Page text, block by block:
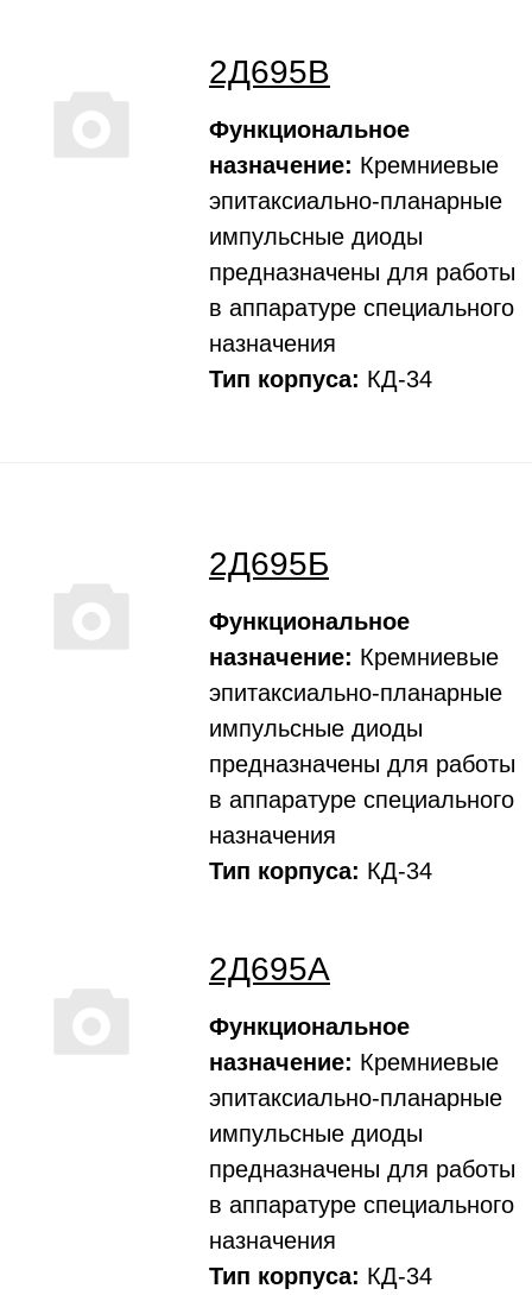
2Д695В
Функциональное
назначение: Кремниевые
эпитаксиально-планарные
импульсные диоды
предназначены для работы
в аппаратуре специального
назначения
Тип корпуса: КД-34
2Д695Б
Функциональное
назначение: Кремниевые
эпитаксиально-планарные
импульсные диоды
предназначены для работы
в аппаратуре специального
назначения
Тип корпуса: КД-34
2Д695А
Функциональное
назначение: Кремниевые
эпитаксиально-планарные
импульсные диоды
предназначены для работы
в аппаратуре специального
назначения
Тип корпуса: КД-34